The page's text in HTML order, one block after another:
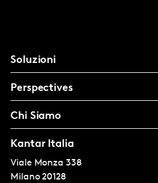
Soluzioni
Perspectives
Chi Siamo
Kantar Italia
Viale Monza 338
Milano 20128